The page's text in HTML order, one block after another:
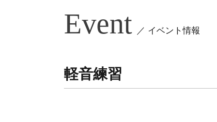
Event ／ イベント情報
軽音練習